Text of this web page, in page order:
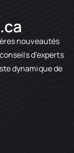
nouveautés
d’experts
dynamique de